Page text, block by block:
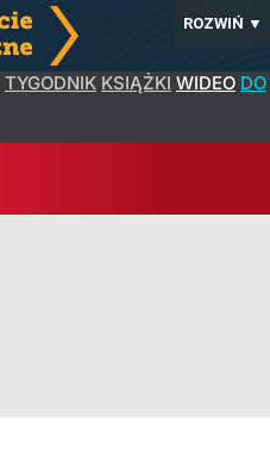
ROZWIŃ ▼
TYGODNIK KSIĄŻKI WIDEO DO